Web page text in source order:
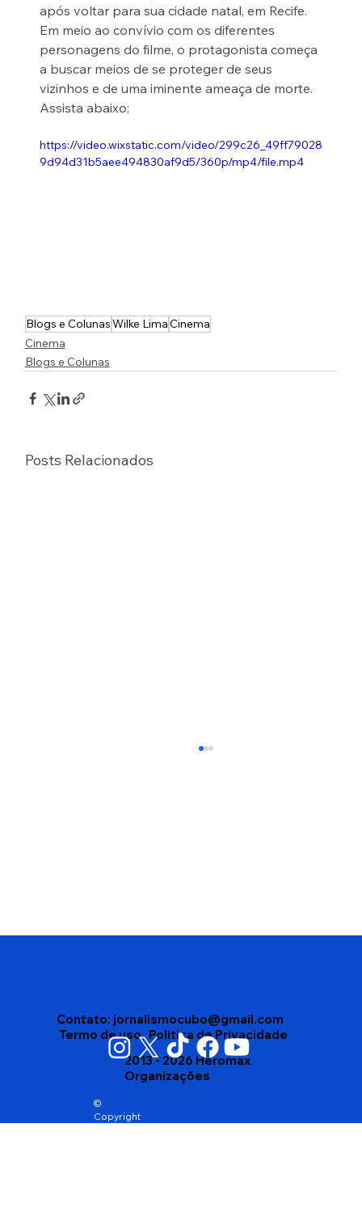
após voltar para sua cidade natal, em Recife.
Em meio ao convívio com os diferentes
personagens do filme, o protagonista começa
a buscar meios de se proteger de seus
vizinhos e de uma iminente ameaça de morte.
Assista abaixo;
https://video.wixstatic.com/video/299c26_49ff79028
9d94d31b5aee494830af9d5/360p/mp4/file.mp4
Blogs e ColunasWilke LimaCinema
Cinema
Blogs e Colunas
Posts Relacionados
Camila Pitanga viverá Clara Nunes em
Contato: jornalismocubo@gmail.com
Termo de uso Politica de Privacidade
©
Copyright
2013 - 2026 Heromax
Organizações